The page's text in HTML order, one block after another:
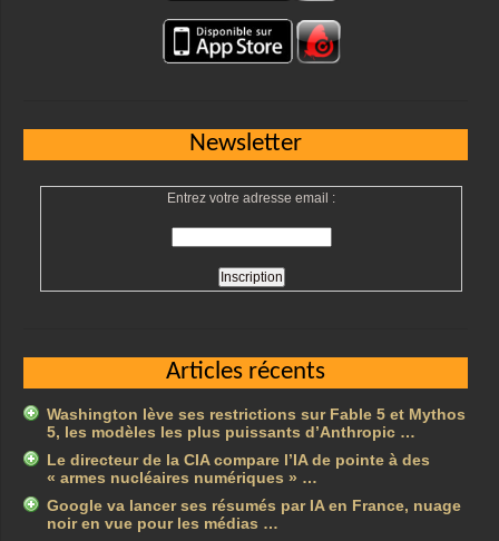
Newsletter
Entrez votre adresse email :
Articles récents
Washington lève ses restrictions sur Fable 5 et Mythos
5, les modèles les plus puissants d’Anthropic …
Le directeur de la CIA compare l’IA de pointe à des
« armes nucléaires numériques » …
Google va lancer ses résumés par IA en France, nuage
noir en vue pour les médias …